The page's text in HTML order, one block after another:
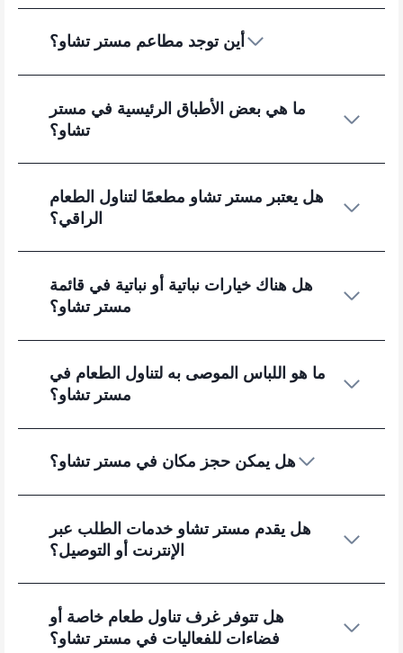
أين توجد مطاعم مستر تشاو؟
ما هي بعض الأطباق الرئيسية في مستر
تشاو؟
هل يعتبر مستر تشاو مطعمًا لتناول الطعام
الراقي؟
هل هناك خيارات نباتية أو نباتية في قائمة
مستر تشاو؟
ما هو اللباس الموصى به لتناول الطعام في
مستر تشاو؟
هل يمكن حجز مكان في مستر تشاو؟
هل يقدم مستر تشاو خدمات الطلب عبر
الإنترنت أو التوصيل؟
هل تتوفر غرف تناول طعام خاصة أو
فضاءات للفعاليات في مستر تشاو؟